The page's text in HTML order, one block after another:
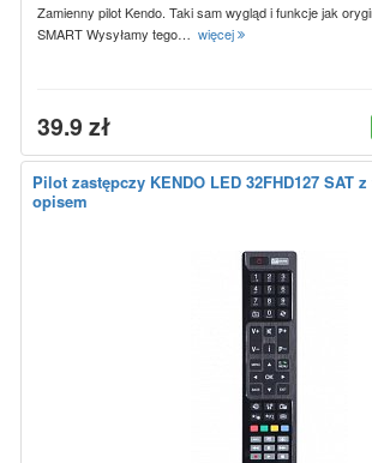
Zamienny pilot Kendo. Taki sam wygląd i funkcje jak
SMART Wysyłamy tego… więcej
39.9 zł
Pilot zastępczy KENDO LED 32FHD127 SAT
opisem